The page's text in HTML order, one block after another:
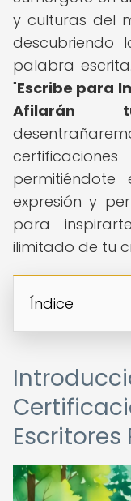
y culturas del
palabra
"Escribe para
Afilarán
expresión y
para
ilimitado de tu
Índice
Escritores